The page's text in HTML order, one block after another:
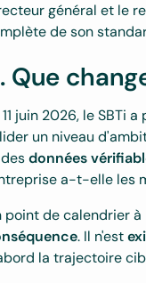
général et le
de son
Que
11 juin 2026, le SBTi
un niveau
données
a-t-elle les
point de calendrier
. Il n'est
la trajectoire